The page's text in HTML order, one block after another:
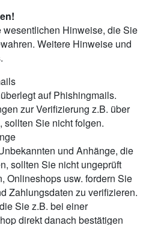
Hinweise, die Sie
Weitere Hinweise und
auf Phishingmails.
zur Verifizierung z.B. über
Sie nicht folgen.
und Anhänge, die
sollten Sie nicht ungeprüft
Onlineshops usw. fordern Sie
Zahlungsdaten zu verifizieren.
Sie z.B. bei einer
direkt danach bestätigen